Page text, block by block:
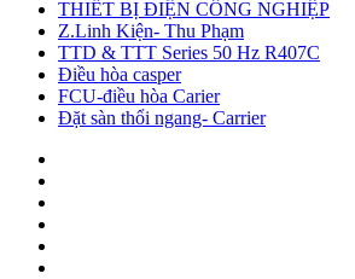
THIẾT BỊ ĐIỆN CÔNG NGHIỆP
Z.Linh Kiện- Thu Phạm
TTD & TTT Series 50 Hz R407C
Điều hòa casper
FCU-điều hòa Carier
Đặt sàn thổi ngang- Carrier